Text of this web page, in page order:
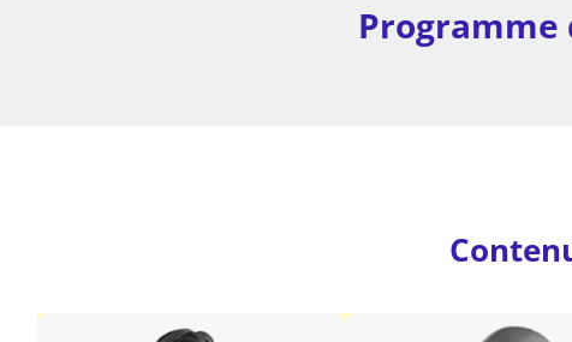
Programme